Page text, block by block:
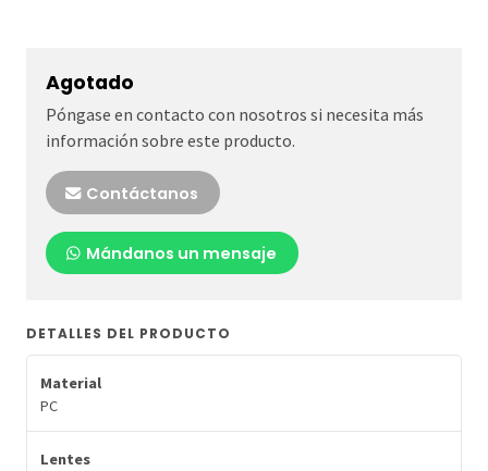
Agotado
Póngase en contacto con nosotros si necesita más
información sobre este producto.
Contáctanos
Mándanos un mensaje
DETALLES DEL PRODUCTO
Material
PC
Lentes